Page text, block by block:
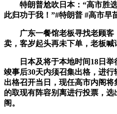
特朗普尬吹日本：“高市胜选
此归功于我！”#特朗普 #高市早
广东一餐馆老板寻找老顾客
卖，客岁起头再未下单，老板喊
日本及将于本地时间18日举
竣事后30天内须召集出格，进
出格召开当日，现任高市内阁
的取现有阵容别离进行投票，
阁。